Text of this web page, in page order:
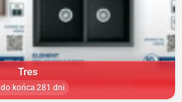
Tres
do końca 281 dni